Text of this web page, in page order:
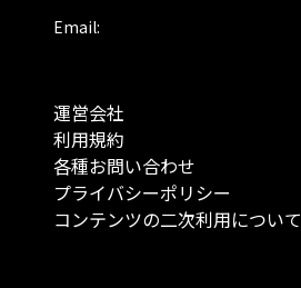
Email:
運営会社
利用規約
各種お問い合わせ
プライバシーポリシー
コンテンツの二次利用について